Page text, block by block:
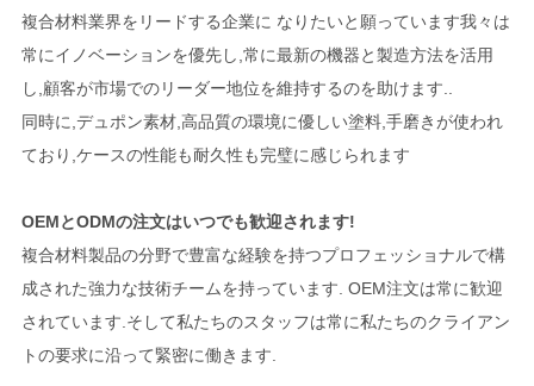
複合材料業界をリードする企業に なりたいと願っています我々は
常にイノベーションを優先し,常に最新の機器と製造方法を活用
し,顧客が市場でのリーダー地位を維持するのを助けます..
同時に,デュポン素材,高品質の環境に優しい塗料,手磨きが使われ
ており,ケースの性能も耐久性も完璧に感じられます
OEMとODMの注文はいつでも歓迎されます!
複合材料製品の分野で豊富な経験を持つプロフェッショナルで構
成された強力な技術チームを持っています. OEM注文は常に歓迎
されています.そして私たちのスタッフは常に私たちのクライアン
トの要求に沿って緊密に働きます.